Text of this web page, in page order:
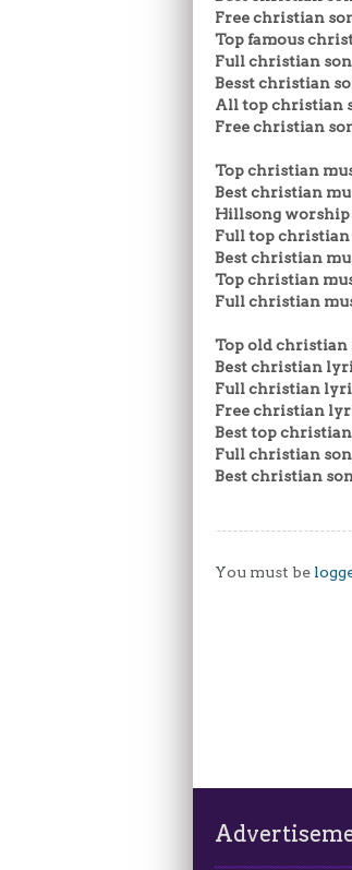
Free christian
Top famous
Full christian
Besst christian
All top christian
Free christian
Top christian
Best christian
Hillsong
Full top christian
Best christian
Top christian
Full christian
Top old christian
Best christian
Full christian
Free christian
Best top
Full christian
Best christian
You must be